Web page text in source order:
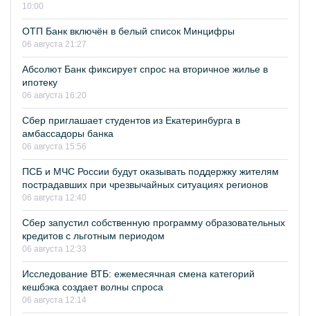
10:00
ОТП Банк включён в белый список Минцифры
06 августа 21:27
Абсолют Банк фиксирует спрос на вторичное жилье в
ипотеку
06 августа 16:20
Сбер приглашает студентов из Екатеринбурга в
амбассадоры банка
06 августа 15:56
ПСБ и МЧС России будут оказывать поддержку жителям
пострадавших при чрезвычайных ситуациях регионов
06 августа 12:40
Сбер запустил собственную программу образовательных
кредитов с льготным периодом
06 августа 12:33
Исследование ВТБ: ежемесячная смена категорий
кешбэка создает волны спроса
06 августа 12:14